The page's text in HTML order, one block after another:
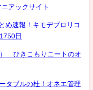
アックサイト
め速報！キモデブロリコ
日
ひきこもりニートのオ
タブルの杜！オネエ管理